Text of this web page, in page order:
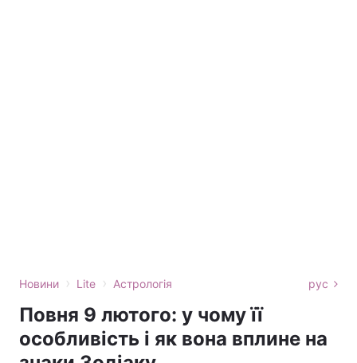
Новини › Lite › Астрологія рус
Повня 9 лютого: у чому її
особливість і як вона вплине на